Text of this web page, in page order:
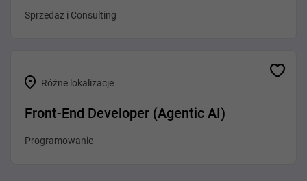
Sprzedaż i Consulting
Różne lokalizacje
Front-End Developer (Agentic AI)
Programowanie